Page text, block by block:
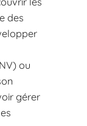
des
ou
gérer